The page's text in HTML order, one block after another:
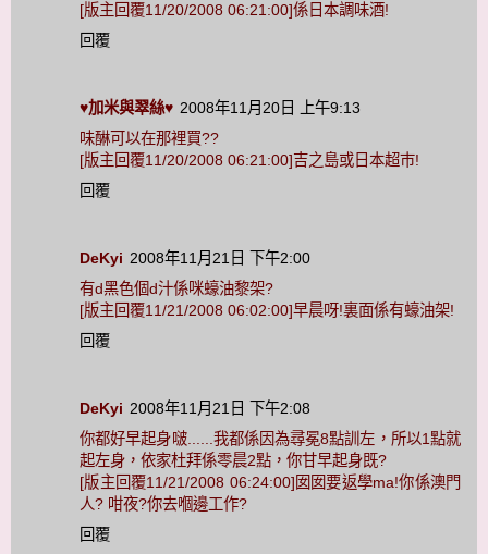
[版主回覆11/20/2008 06:21:00]係日本調味酒!
回覆
♥加米與翠絲♥ 2008年11月20日 上午9:13
味醂可以在那裡買??
[版主回覆11/20/2008 06:21:00]吉之島或日本超巿!
回覆
DeKyi 2008年11月21日 下午2:00
有d黑色個d汁係咪蠔油黎架?
[版主回覆11/21/2008 06:02:00]早晨呀!裏面係有蠔油架!
回覆
DeKyi 2008年11月21日 下午2:08
你都好早起身啵......我都係因為尋冕8點訓左，所以1點就
起左身，依家杜拜係零晨2點，你甘早起身既?
[版主回覆11/21/2008 06:24:00]囡囡要返學ma!你係澳門
人? 咁夜?你去嗰邊工作?
回覆